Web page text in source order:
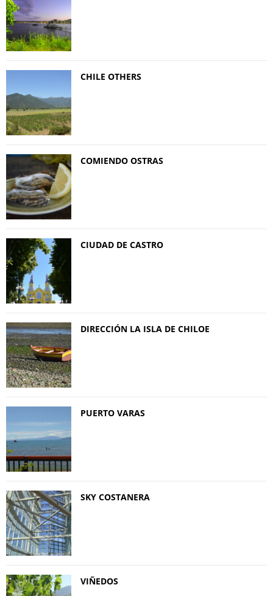
CHILE OTHERS
COMIENDO OSTRAS
CIUDAD DE CASTRO
DIRECCIÓN LA ISLA DE CHILOE
PUERTO VARAS
SKY COSTANERA
VIÑEDOS